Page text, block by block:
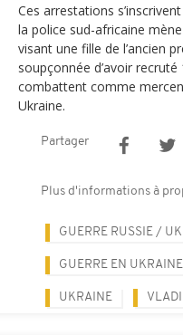
Ces arrestations
la police sud-africaine
visant une fille de l’ancien
soupçonnée d’avoir
combattent comme
Ukraine.
Partager
Plus d'informations à
GUERRE RUSSIE /
GUERRE EN UKRAINE
UKRAINE